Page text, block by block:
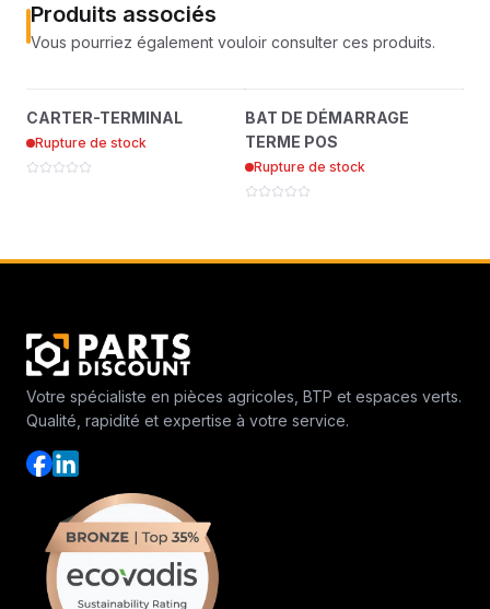
Produits associés
Vous pourriez également vouloir consulter ces produits.
?
2308095
CARTER-TERMINAL
Rupture de stock
?
BAT DE DÉMARRAGE
TERME POS
112386
BAT DE DÉMARRAGE
TERME POS
Rupture de stock
Votre spécialiste en pièces agricoles, BTP et espaces verts.
Qualité, rapidité et expertise à votre service.